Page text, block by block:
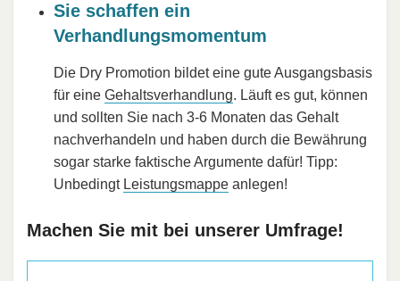
Sie schaffen ein
Verhandlungsmomentum
Die Dry Promotion bildet eine gute Ausgangsbasis
für eine Gehaltsverhandlung. Läuft es gut, können
und sollten Sie nach 3-6 Monaten das Gehalt
nachverhandeln und haben durch die Bewährung
sogar starke faktische Argumente dafür! Tipp:
Unbedingt Leistungsmappe anlegen!
Machen Sie mit bei unserer Umfrage!